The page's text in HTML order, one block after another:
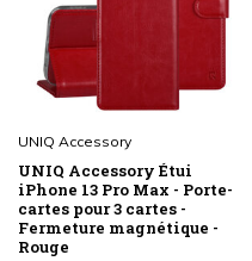
UNIQ Accessory
UNIQ Accessory Étui
iPhone 13 Pro Max - Porte-
cartes pour 3 cartes -
Fermeture magnétique -
Rouge